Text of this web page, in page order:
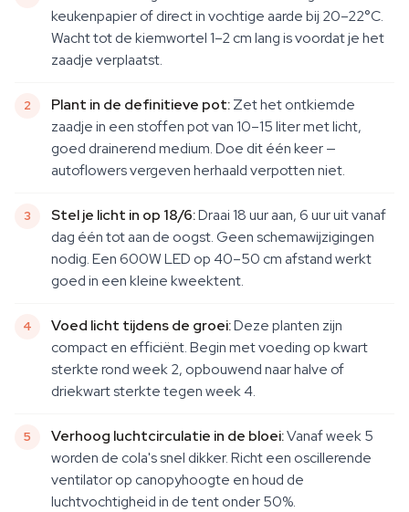
keukenpapier of direct in vochtige aarde bij 20–22°C.
Wacht tot de kiemwortel 1–2 cm lang is voordat je het
zaadje verplaatst.
Plant in de definitieve pot:Zet het ontkiemde
zaadje in een stoffen pot van 10–15 liter met licht,
goed drainerend medium. Doe dit één keer —
autoflowers vergeven herhaald verpotten niet.
Stel je licht in op 18/6:Draai 18 uur aan, 6 uur uit vanaf
dag één tot aan de oogst. Geen schemawijzigingen
nodig. Een 600W LED op 40–50 cm afstand werkt
goed in een kleine kweektent.
Voed licht tijdens de groei:Deze planten zijn
compact en efficiënt. Begin met voeding op kwart
sterkte rond week 2, opbouwend naar halve of
driekwart sterkte tegen week 4.
Verhoog luchtcirculatie in de bloei:Vanaf week 5
worden de cola's snel dikker. Richt een oscillerende
ventilator op canopyhoogte en houd de
luchtvochtigheid in de tent onder 50%.